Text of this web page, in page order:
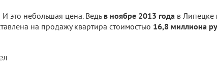
И это небольшая цена. Ведь в ноябре 2013 года в Липецке
на продажу квартира стоимостью 16,8 миллиона